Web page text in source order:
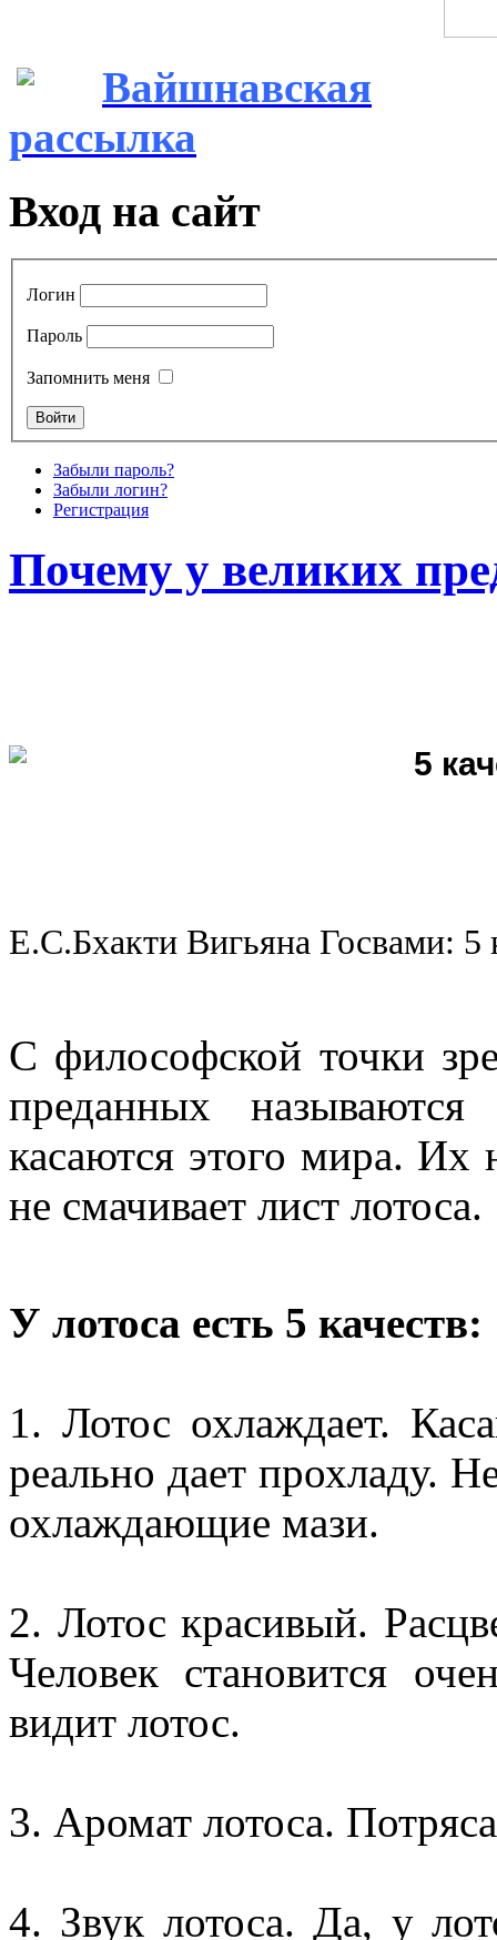
Вайшнавская
рассылка
Вход на сайт
Логин
Пароль
Запомнить меня
Забыли пароль?
Забыли логин?
Регистрация
Почему у великих
Е.С.Бхакти Вигьяна Госвами: 5
С философской точки
преданных
касаются этого мира. Их
не смачивает лист лотоса.
У лотоса есть 5 качеств:
1. Лотос охлаждает.
реально дает прохладу.
охлаждающие мази.
2. Лотос красивый.
Человек становится
видит лотос.
3. Аромат лотоса.
4. Звук лотоса. Да, у